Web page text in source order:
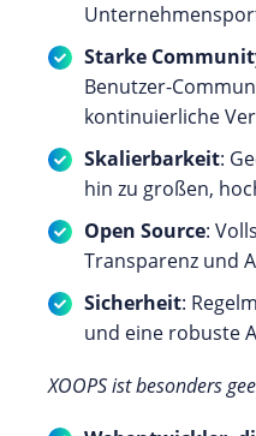
Starke
Benutzer-
kontinuierliche
Skalierbarkeit:
hin zu großen,
Open Source:
Transparenz und
Sicherheit:
und eine robuste
XOOPS ist besonders